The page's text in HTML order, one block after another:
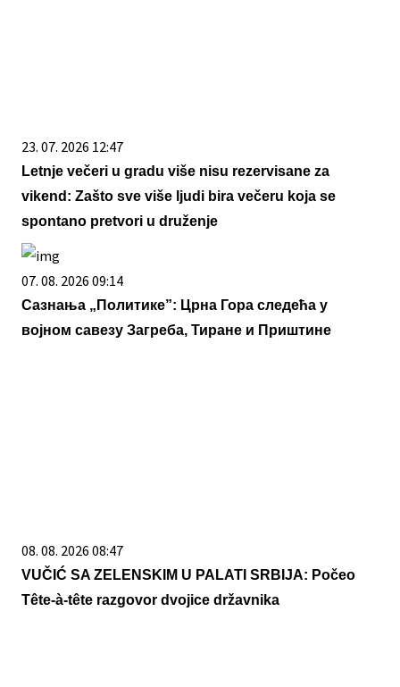
23. 07. 2026 12:47
Letnje večeri u gradu više nisu rezervisane za
vikend: Zašto sve više ljudi bira večeru koja se
spontano pretvori u druženje
07. 08. 2026 09:14
Сазнања „Политике”: Црна Гора следећа у
војном савезу Загреба, Тиране и Приштине
08. 08. 2026 08:47
VUČIĆ SA ZELENSKIM U PALATI SRBIJA: Počeo
Tête-à-tête razgovor dvojice državnika